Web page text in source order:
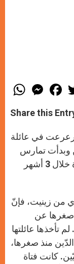
W
h
t
s
p
M
e
s
e
g
e
r
F
a
e
b
o
k
Share this
في عائلة
وبدأت تمارس
أعمال السّحر، تخطّت 200 ألف مشاهدة خلال 3 أشهر
من زينيت، فإنّ
صغرها عن
تأخذها عائلتها
منذ صغرها،
كانت فتاة